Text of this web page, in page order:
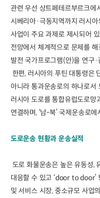
관련 우선 상트페테르부르크에
시베리아·극동지역까지 러시
사업이 주요 과제로 제시되어
전망에서 체계적으로 문제를
발전 국가프로그램(안)을 연구·
한편, 러시아의 푸틴 대통령은
아니라 통과운송로의 하나로서
러시아 도로를 통합유럽도로망
연결하며, ‘남-북’ 국제운송로
도로운송 현황과 운송실적
도로 화물운송은 높은 유동성,
대응할 수 있고 ‘door to door’
및 서비스 시장, 중소규모 사업